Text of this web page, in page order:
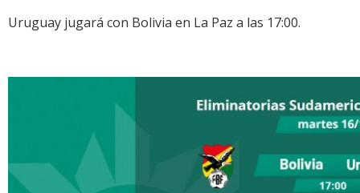
Uruguay jugará con Bolivia en La Paz a las 17:00.